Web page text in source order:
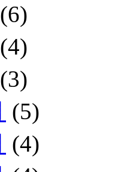
(6)
(4)
(3)
(5)
(4)